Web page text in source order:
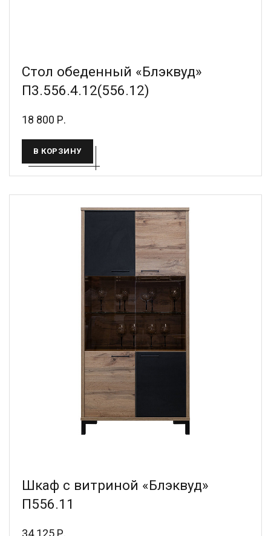
Стол обеденный «Блэквуд»
П3.556.4.12(556.12)
18 800 Р.
В КОРЗИНУ
Шкаф с витриной «Блэквуд»
П556.11
34 125 Р.